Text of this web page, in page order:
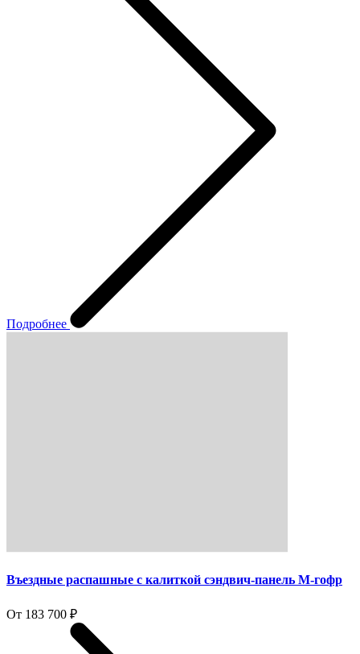
Подробнее
Въездные распашные с калиткой сэндвич-панель M-гофр
От 183 700 ₽